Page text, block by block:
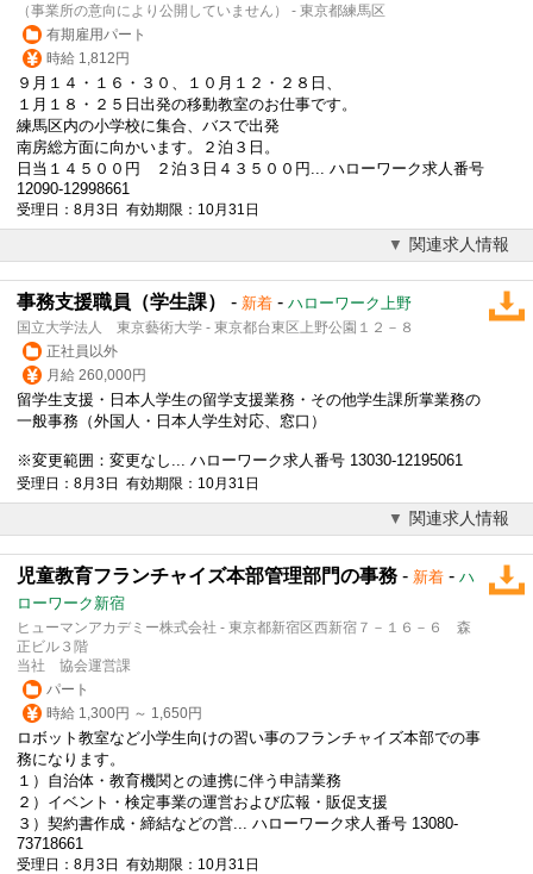
（事業所の意向により公開していません） - 東京都練馬区
有期雇用パート
時給 1,812円
９月１４・１６・３０、１０月１２・２８日、
１月１８・２５日出発の移動教室のお仕事です。
練馬区内の小学校に集合、バスで出発
南房総方面に向かいます。２泊３日。
日当１４５００円 ２泊３日４３５００円... ハローワーク求人番号
12090-12998661
受理日：8月3日 有効期限：10月31日
関連求人情報
事務支援職員（学生課） - 新着 - ハローワーク上野
国立大学法人 東京藝術大学 - 東京都台東区上野公園１２－８
正社員以外
月給 260,000円
留学生支援・日本人学生の留学支援業務・その他学生課所掌業務の
一般事務（外国人・日本人学生対応、窓口）
※変更範囲：変更なし... ハローワーク求人番号 13030-12195061
受理日：8月3日 有効期限：10月31日
関連求人情報
児童教育フランチャイズ本部管理部門の事務 - 新着 - ハ
ローワーク新宿
ヒューマンアカデミー株式会社 - 東京都新宿区西新宿７－１６－６ 森
正ビル３階
当社 協会運営課
パート
時給 1,300円 ～ 1,650円
ロボット教室など小学生向けの習い事のフランチャイズ本部での事
務になります。
１）自治体・教育機関との連携に伴う申請業務
２）イベント・検定事業の運営および広報・販促支援
３）契約書作成・締結などの営... ハローワーク求人番号 13080-
73718661
受理日：8月3日 有効期限：10月31日